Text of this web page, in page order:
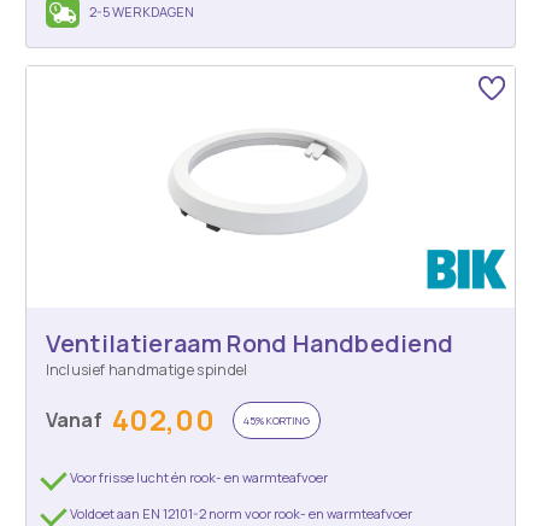
2-5 WERKDAGEN
Ventilatieraam Rond Handbediend
Inclusief handmatige spindel
Vanaf 402,00 45% KORTING
Voor frisse lucht én rook- en warmteafvoer
Voldoet aan EN 12101-2 norm voor rook- en warmteafvoer